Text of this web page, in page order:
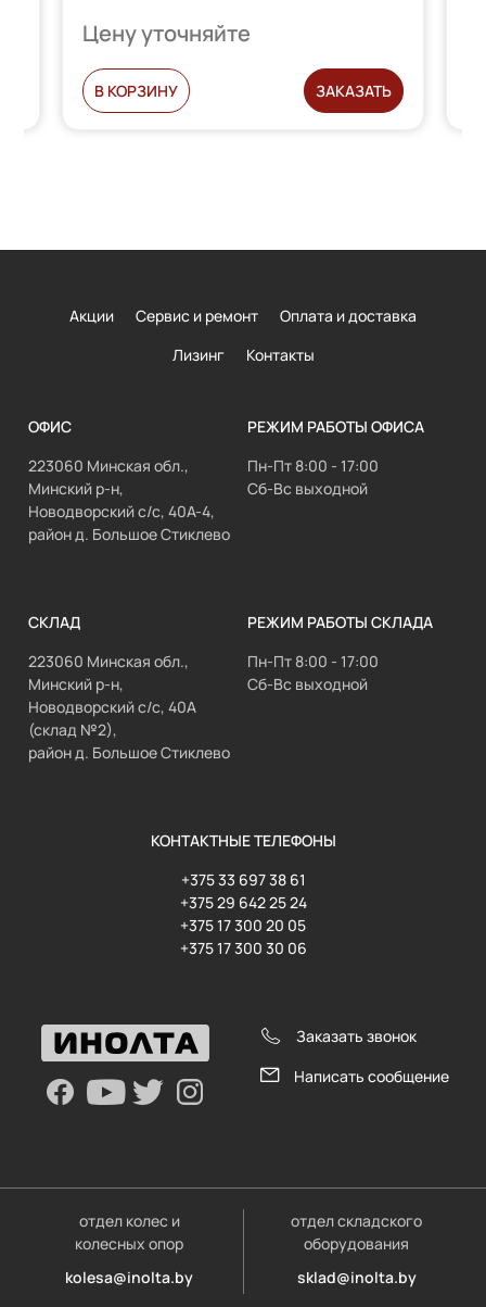
Цену уточняйте
В КОРЗИНУ ЗАКАЗАТЬ
Акции Сервис и ремонт
Оплата и доставка
Лизинг
Контакты
ОФИС
223060 Минская обл.,
Минский р-н,
Новодворский с/с, 40А-4,
район д. Большое Стиклево
РЕЖИМ РАБОТЫ ОФИСА
Пн-Пт 8:00 - 17:00
Сб-Вс выходной
СКЛАД
223060 Минская обл.,
Минский р-н,
Новодворский с/с, 40А
(склад №2),
район д. Большое Стиклево
РЕЖИМ РАБОТЫ СКЛАДА
Пн-Пт 8:00 - 17:00
Сб-Вс выходной
КОНТАКТНЫЕ ТЕЛЕФОНЫ
+375 33 697 38 61
+375 29 642 25 24
+375 17 300 20 05
+375 17 300 30 06
Заказать звонок
Написать сообщение
отдел колес и
колесных опор
kolesa@inolta.by
отдел складского
оборудования
sklad@inolta.by